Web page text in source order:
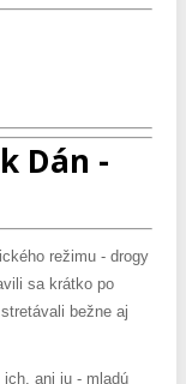
Dán -
režimu - drogy
sa krátko po
bežne aj
ani ju - mladú